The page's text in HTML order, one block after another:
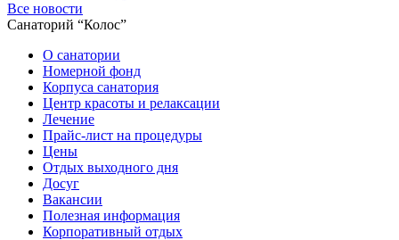
Все новости
Санаторий “Колос”
О санатории
Номерной фонд
Корпуса санатория
Центр красоты и релаксации
Лечение
Прайс-лист на процедуры
Цены
Отдых выходного дня
Досуг
Вакансии
Полезная информация
Корпоративный отдых